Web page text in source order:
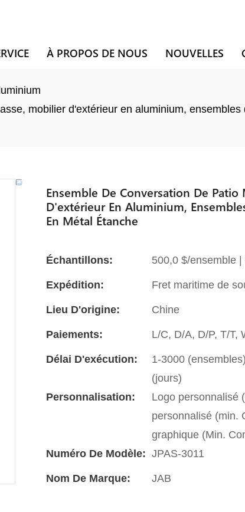
À PROPOS DE NOUS NOUVELLES
mobilier d'extérieur en aluminium,
Ensemble De Conversation De
D'extérieur En Aluminium,
En Métal Étanche
Échantillons: 500,0 $/ensemble
Expédition: Fret maritime de
Lieu D'origine: Chine
Paiements: L/C, D/A, D/P, T/T,
Délai D'exécution:
1-3000
(jours)
Personnalisation:
Logo personnalisé
personnalisé (min.
graphique (Min.
Numéro De Modèle: JPAS-3011
Nom De Marque: JAB